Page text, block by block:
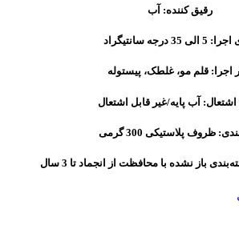
رقیق کننده: آب
35 درجه سانتیگراد
اجرا: قلم مو، غلطک، پیستوله
آب پایه/غیر قابل اشتعال
ظروف پلاستیکی 300 گرمی
باز نشده با محافظت از انجماد تا 3 سال